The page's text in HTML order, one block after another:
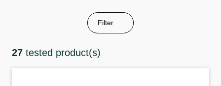
Filter
27 tested product(s)